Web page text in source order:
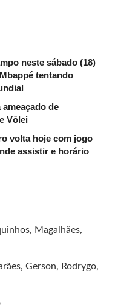
neste sábado (18)
tentando
de
Vôlei
volta hoje com jogo
assistir e horário
Magalhães,
Gerson, Rodrygo,